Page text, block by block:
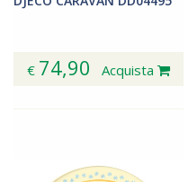
€ 74,90 Acquista